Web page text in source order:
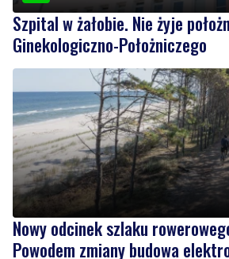
Nowy odcinek szlaku
Powodem zmiany budowa